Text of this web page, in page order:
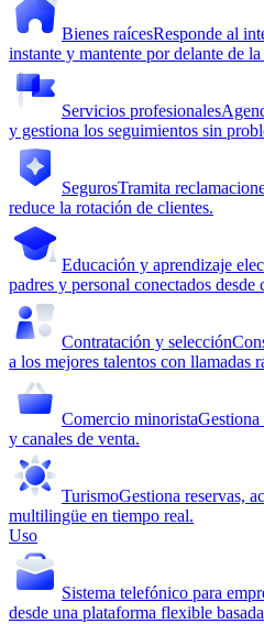
Bienes raícesResponde al
instante y mantente por delante de
Servicios profesionales
y gestiona los seguimientos sin
SegurosTramita
reduce la rotación de clientes.
Educación y aprendizaje
padres y personal conectados desde
Contratación y selección
a los mejores talentos con llamadas
Comercio minoristaGestiona
y canales de venta.
TurismoGestiona reservas,
multilingüe en tiempo real.
Uso
Sistema telefónico para
desde una plataforma flexible